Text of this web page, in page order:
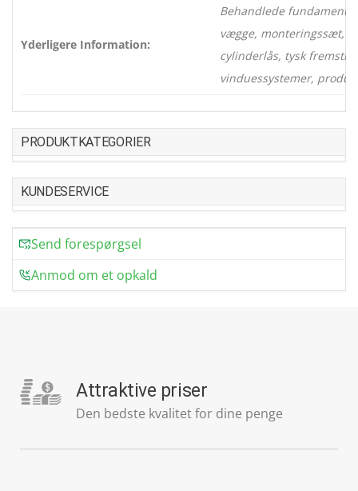
Yderligere Information:
Behandlede
vægge, monteringssæt,
cylinderlås, tysk
vinduessystemer,
PRODUKTKATEGORIER
KUNDESERVICE
Send forespørgsel
Anmod om et opkald
Attraktive priser
Den bedste kvalitet for dine penge